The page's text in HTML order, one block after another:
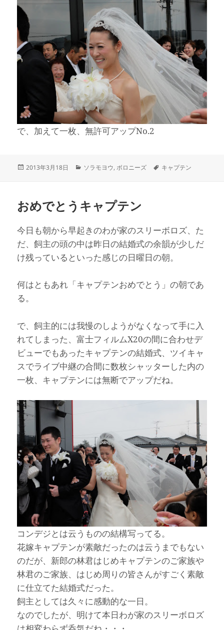
で、加えて一枚、無許可アップNo.2
投
2013年3月18日
カ
ー
ソラモヨウ,ボロニーズ
タ
キャプテン
おめでとうキャプテン
今日も朝から早起きのわが家のスリーボロズ、た
だ、飼主の頭の中は昨日の結婚式の余韻が少しだ
け残っているといった感じの日曜日の朝。
何はともあれ「キャプテンおめでとう」の朝であ
る。
で、飼主的には我慢のしようがなくなって手に入
れてしまった、富士フィルムX20の間に合わせデ
ビューでもあったキャプテンの結婚式、ツイキャ
スでライブ中継の合間に数枚シャッターした内の
一枚、キャプテンには無断でアップだね。
コンデジとは云うものの結構写ってる。
花嫁キャプテンが素敵だったのは云うまでもない
のだが、新郎の林君はじめキャプテンのご家族や
林君のご家族、はじめ周りの皆さんがすごく素敵
に仕立てた結婚式だった。
飼主としては久々に感動的な一日。
なのでしたが、明けて本日わが家のスリーボロズ